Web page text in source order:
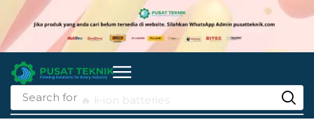
Search for 🔥 li-ion batteries